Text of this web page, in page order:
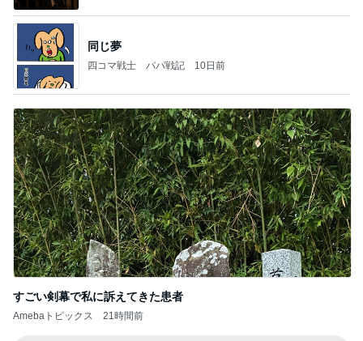
同じ夢
四コマ戦士 パパ戦記 10日前
すごい剣幕で私に訴えてきた患者
Amebaトピックス 21時間前